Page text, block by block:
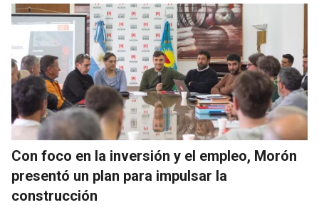
Con foco en la inversión y el empleo, Morón
presentó un plan para impulsar la
construcción